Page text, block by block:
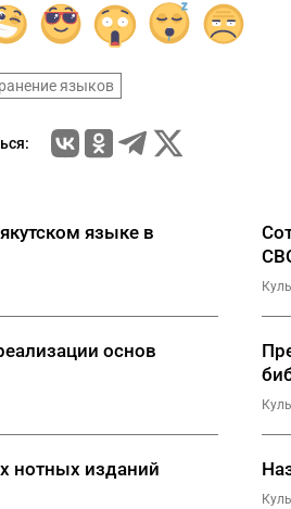
языков
языке в
основ
нотных изданий